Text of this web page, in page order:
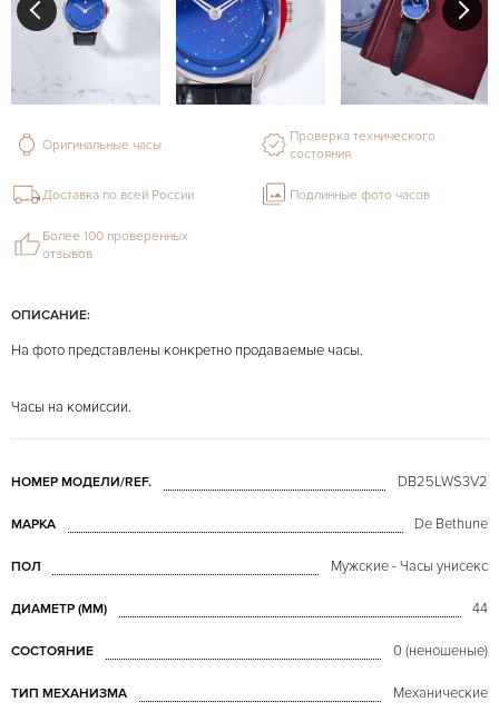
ОПИСАНИЕ:
На фото представлены конкретно продаваемые часы.
Часы на комиссии.
НОМЕР МОДЕЛИ/REF. DB25LWS3V2
МАРКА De Bethune
ПОЛ Мужские - Часы унисекс
ДИАМЕТР (MM) 44
СОСТОЯНИЕ 0 (неношеные)
ТИП МЕХАНИЗМА Механические
Оригинальные часы
Проверка технического
состояния
Доставка по всей России Подлинные фото часов
Более 100 проверенных
отзывов